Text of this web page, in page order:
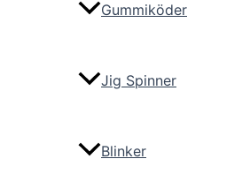
Gummiköder
Jig Spinner
Blinker